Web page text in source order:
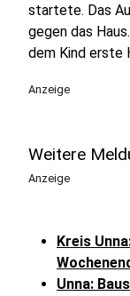
startete. Das
gegen das
dem Kind erste
Anzeige
Weitere
Anzeige
Kreis
Unna: